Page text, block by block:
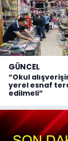
GÜNCEL
“Okul
yerel esnaf
edilmeli”